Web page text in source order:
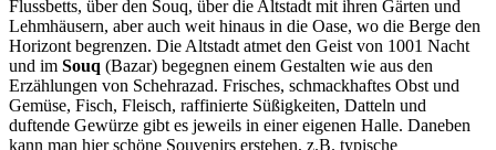
Flussbetts, über den Souq, über die Altstadt mit ihren Gärten und
Lehmhäusern, aber auch weit hinaus in die Oase, wo die Berge den
Horizont begrenzen. Die Altstadt atmet den Geist von 1001 Nacht
und im Souq (Bazar) begegnen einem Gestalten wie aus den
Erzählungen von Schehrazad. Frisches, schmackhaftes Obst und
Gemüse, Fisch, Fleisch, raffinierte Süßigkeiten, Datteln und
duftende Gewürze gibt es jeweils in einer eigenen Halle. Daneben
kann man hier schöne Souvenirs erstehen, z.B. typische